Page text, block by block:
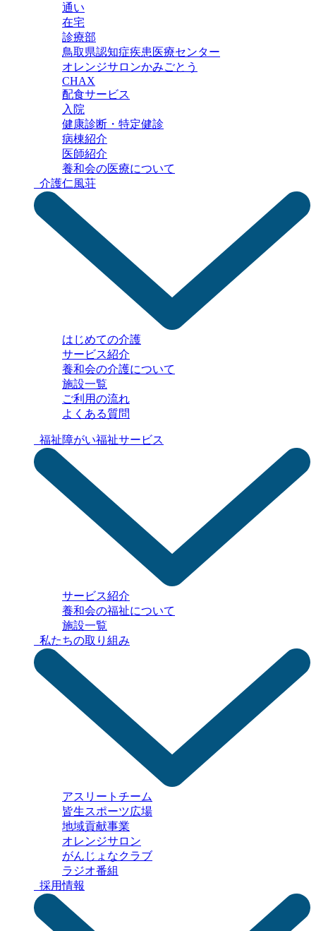
通い
在宅
診療部
鳥取県認知症疾患 医療センター
オレンジサロンかみごとう
CHAX
配食サービス
入院
健康診断・特定健診
病棟紹介
医師紹介
養和会の医療について
介護仁風荘
はじめての介護
サービス紹介
養和会の介護について
施設一覧
ご利用の流れ
よくある質問
福祉障がい福祉サービス
サービス紹介
養和会の福祉について
施設一覧
私たちの取り組み
アスリートチーム
皆生スポーツ広場
地域貢献事業
オレンジサロン
がんじょなクラブ
ラジオ番組
採用情報